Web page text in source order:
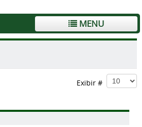
MENU
Exibir #